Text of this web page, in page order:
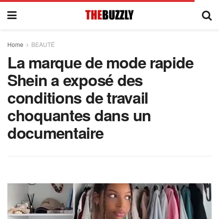
Home BEAUTÉ
La marque de mode rapide
Shein a exposé des
conditions de travail
choquantes dans un
documentaire